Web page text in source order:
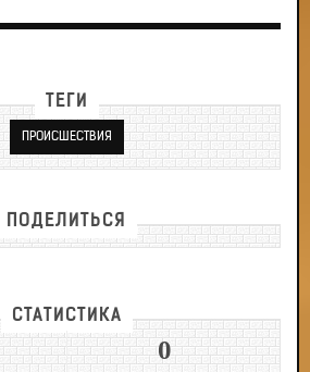
ТЕГИ
ПРОИСШЕСТВИЯ
ПОДЕЛИТЬСЯ
СТАТИСТИКА
0